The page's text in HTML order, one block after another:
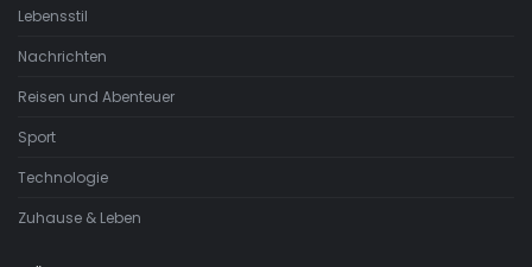
Lebensstil
Nachrichten
Reisen und Abenteuer
Sport
Technologie
Zuhause & Leben